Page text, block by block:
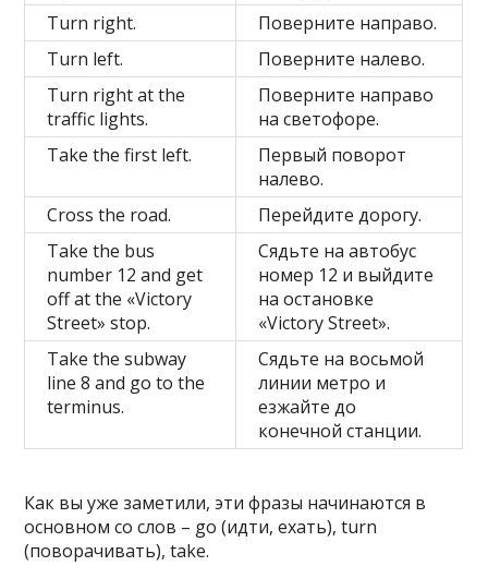
Turn right.
Поверните направо.
Turn left.
Поверните налево.
Turn right at the
traffic lights.
Поверните направо
на светофоре.
Take the first left.
Первый поворот
налево.
Cross the road.
Перейдите дорогу.
Take the bus
number 12 and get
off at the «Victory
Street» stop.
Сядьте на автобус
номер 12 и выйдите
на остановке
«Victory Street».
Take the subway
line 8 and go to the
terminus.
Сядьте на восьмой
линии метро и
езжайте до
конечной станции.
Как вы уже заметили, эти фразы начинаются в
основном со слов – go (идти, ехать), turn
(поворачивать), take.